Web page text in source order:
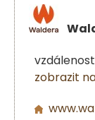
zobrazit